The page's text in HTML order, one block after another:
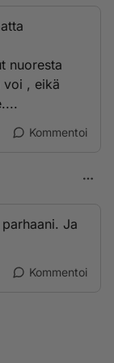
nuoresta
voi , eikä
Kommentoi
Ja
Kommentoi